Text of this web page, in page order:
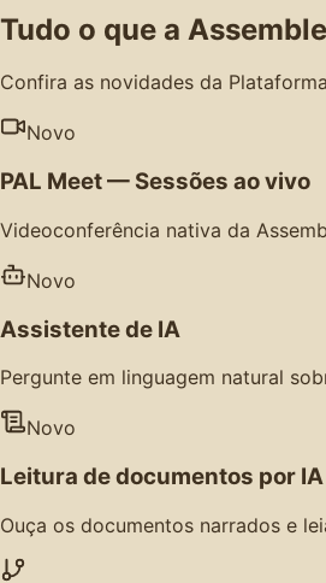
Tudo o que a
Confira as novidades da
Novo
PAL Meet — Sessões ao vivo
Videoconferência nativa da
Novo
Assistente de IA
Pergunte em linguagem natural
Novo
Leitura de documentos por IA
Ouça os documentos narrados e